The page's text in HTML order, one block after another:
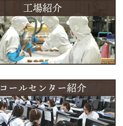
工場紹介
コールセンター紹介